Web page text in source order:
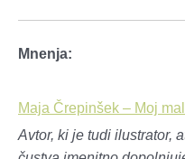
Mnenja:
Maja Črepinšek – Moj
Avtor, ki je tudi ilustrator,